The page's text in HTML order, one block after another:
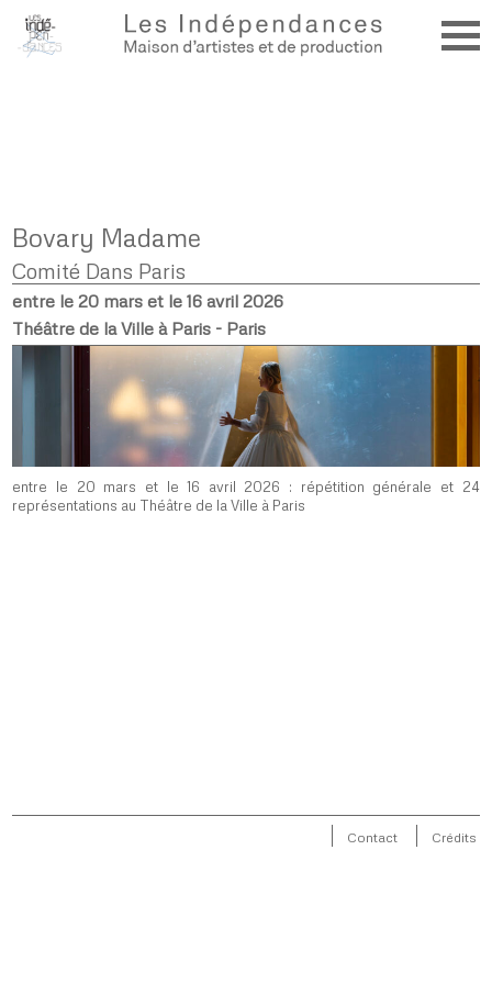
Bovary Madame
Comité Dans Paris
entre le 20 mars et le 16 avril 2026
Théâtre de la Ville à Paris - Paris
entre le 20 mars et le 16 avril 2026 : répétition générale et 24
représentations au Théâtre de la Ville à Paris
Contact Crédits